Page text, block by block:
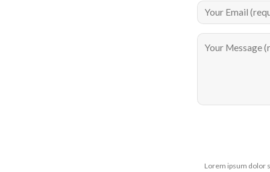
Lorem ipsum dolor